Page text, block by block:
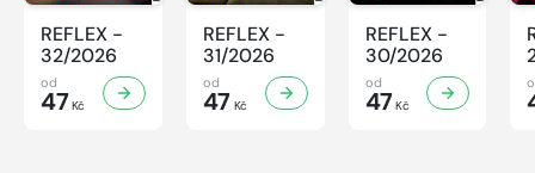
REFLEX -
32/2026
od
47 Kč
REFLEX -
31/2026
od
47 Kč
REFLEX -
30/2026
od
47Kč